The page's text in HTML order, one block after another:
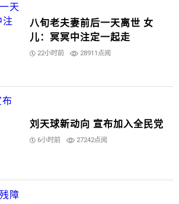
八旬老夫妻前后一天离世 女
儿：冥冥中注定一起走
22小时前 28911点阅
刘天球新动向 宣布加入全民党
6小时前 27242点阅